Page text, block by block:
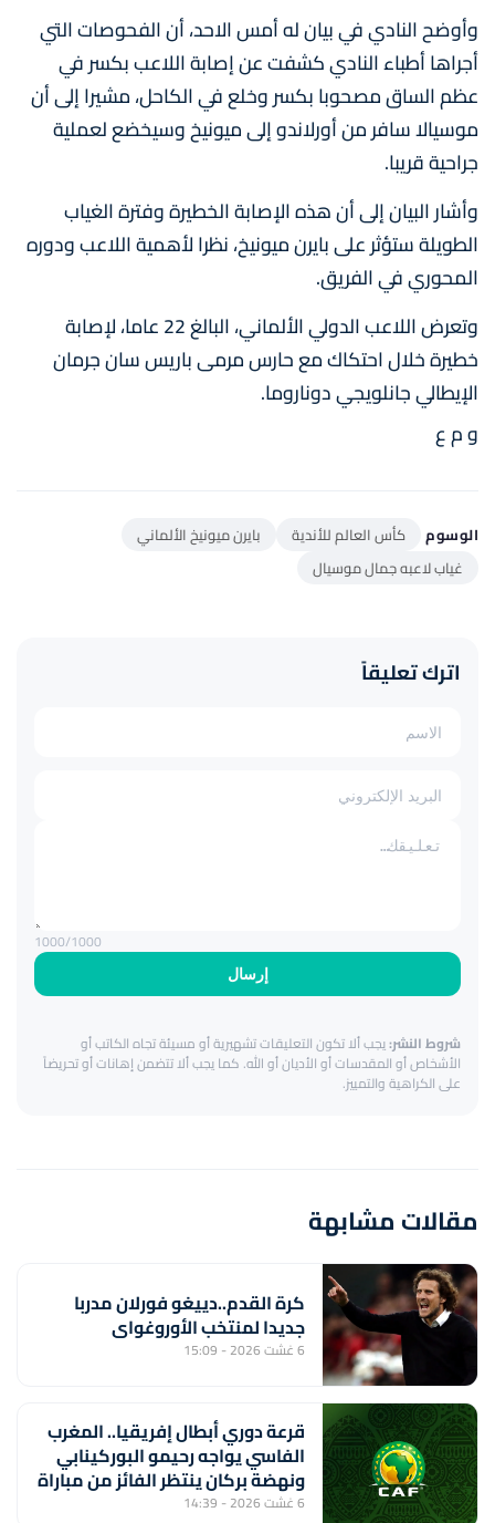
وأوضح النادي في بيان له أمس الاحد، أن الفحوصات التي
أجراها أطباء النادي كشفت عن إصابة اللاعب بكسر في
عظم الساق مصحوبا بكسر وخلع في الكاحل، مشيرا إلى أن
موسيالا سافر من أورلاندو إلى ميونيخ وسيخضع لعملية
جراحية قريبا.
وأشار البيان إلى أن هذه الإصابة الخطيرة وفترة الغياب
الطويلة ستؤثر على بايرن ميونيخ، نظرا لأهمية اللاعب ودوره
المحوري في الفريق.
وتعرض اللاعب الدولي الألماني، البالغ 22 عاما، لإصابة
خطيرة خلال احتكاك مع حارس مرمى باريس سان جرمان
الإيطالي جانلويجي دوناروما.
و م ع
الوسوم كأس العالم للأندية
بايرن ميونيخ الألماني
غياب لاعبه جمال موسيال
اترك تعليقاً
إرسال
1000/1000
شروط النشر:يجب ألا تكون التعليقات تشهيرية أو مسيئة تجاه الكاتب أو
الأشخاص أو المقدسات أو الأديان أو الله. كما يجب ألا تتضمن إهانات أو تحريضاً
على الكراهية والتمييز.
مقالات مشابهة
كرة القدم..دييغو فورلان مدربا
جديدا لمنتخب الأوروغواي
6 غشت 2026 - 15:09
قرعة دوري أبطال إفريقيا.. المغرب
الفاسي يواجه رحيمو البوركينابي
ونهضة بركان ينتظر الفائز من مباراة
ستار سبور السيراليوني وميدينا
6 غشت 2026 - 14:39